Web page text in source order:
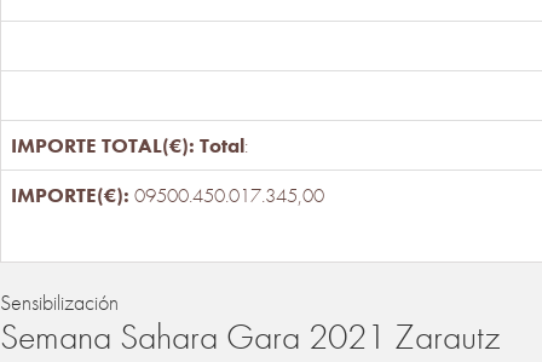
Total:
09500.450.017.345,00
Sensibilización
Semana Sahara Gara 2021 Zarautz